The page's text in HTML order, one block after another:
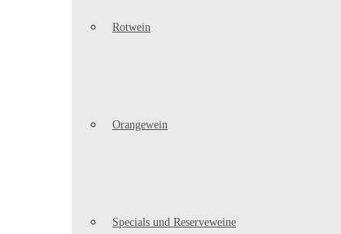
Rotwein
Orangewein
Specials und Reserveweine